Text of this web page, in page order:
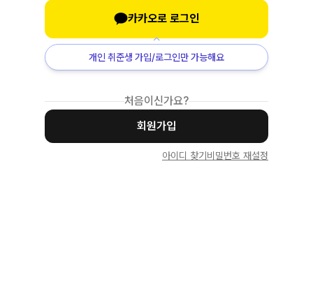
카카오로 로그인
개인 취준생 가입/로그인만 가능해요
처음이신가요?
회원가입
아이디 찾기 비밀번호 재설정